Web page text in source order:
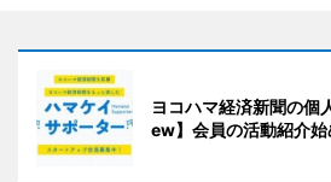
ヨコハマ経済新聞の
ew】会員の活動紹介始